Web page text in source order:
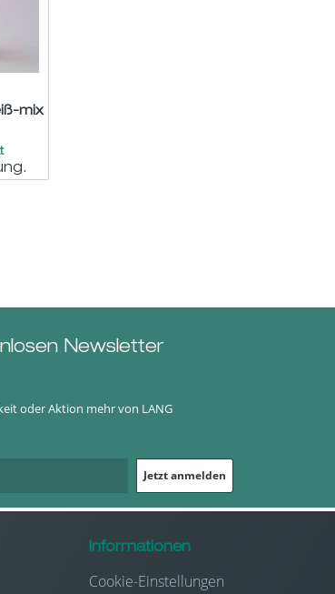
mix
Newsletter
oder Aktion mehr von LANG
Jetzt anmelden
Informationen
Cookie-Einstellungen